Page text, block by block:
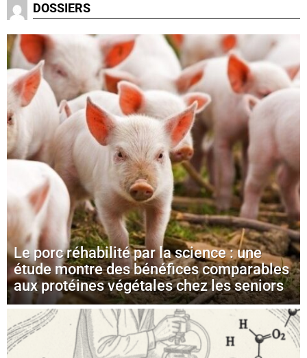
DOSSIERS
Le porc réhabilité par la science : une
étude montre des bénéfices comparables
aux protéines végétales chez les seniors